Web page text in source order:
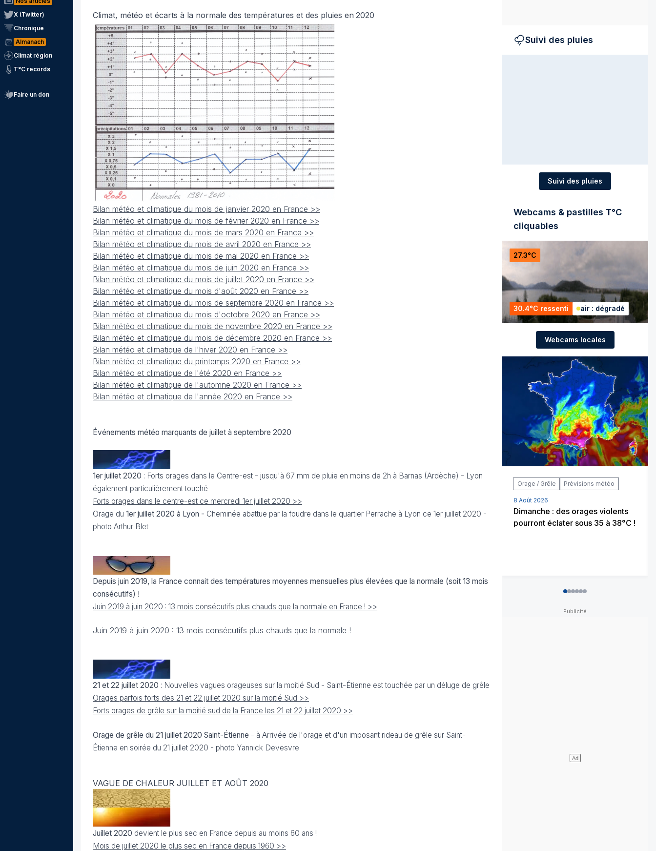
X (Twitter)
Chronique
Almanach
Climat région
T°C records
Faire un don
Climat, météo et écarts à la normale des températures et des pluies en 2020
Bilan météo et climatique du mois de janvier 2020 en France >>
Bilan météo et climatique du mois de février 2020 en France >>
Bilan météo et climatique du mois de mars 2020 en France >>
Bilan météo et climatique du mois de avril 2020 en France >>
Bilan météo et climatique du mois de mai 2020 en France >>
Bilan météo et climatique du mois de juin 2020 en France >>
Bilan météo et climatique du mois de juillet 2020 en France >>
Bilan météo et climatique du mois d'août 2020 en France >>
Bilan météo et climatique du mois de septembre 2020 en France >>
Bilan météo et climatique du mois d'octobre 2020 en France >>
Bilan météo et climatique du mois de novembre 2020 en France >>
Bilan météo et climatique du mois de décembre 2020 en France >>
Bilan météo et climatique de l'hiver 2020 en France >>
Bilan météo et climatique du printemps 2020 en France >>
Bilan météo et climatique de l'été 2020 en France >>
Bilan météo et climatique de l'automne 2020 en France >>
Bilan météo et climatique de l'année 2020 en France >>
Événements météo marquants de juillet à septembre 2020
1er juillet 2020 : Forts orages dans le Centre-est - jusqu'à 67 mm de pluie en moins de 2h à Barnas (Ardèche) - Lyon
également particulièrement touché
Forts orages dans le centre-est ce mercredi 1er juillet 2020 >>
Orage du 1er juillet 2020 à Lyon - Cheminée abattue par la foudre dans le quartier Perrache à Lyon ce 1er juillet 2020 -
photo Arthur Blet
Depuis juin 2019, la France connait des températures moyennes mensuelles plus élevées que la normale (soit 13 mois
consécutifs) !
Juin 2019 à juin 2020 : 13 mois consécutifs plus chauds que la normale en France ! >>
Juin 2019 à juin 2020 : 13 mois consécutifs plus chauds que la normale !
21 et 22 juillet 2020 : Nouvelles vagues orageuses sur la moitié Sud - Saint-Étienne est touchée par un déluge de grêle
Orages parfois forts des 21 et 22 juillet 2020 sur la moitié Sud >>
Forts orages de grêle sur la moitié sud de la France les 21 et 22 juillet 2020 >>
Orage de grêle du 21 juillet 2020 Saint-Étienne - à Arrivée de l'orage et d'un imposant rideau de grêle sur Saint-
Étienne en soirée du 21 juillet 2020 - photo Yannick Devesvre
VAGUE DE CHALEUR JUILLET ET AOÛT 2020
Juillet 2020 devient le plus sec en France depuis au moins 60 ans !
Mois de juillet 2020 le plus sec en France depuis 1960 >>
Suivi des pluies
Suivi des pluies
Webcams & pastilles T°C
cliquables
27.3°C
30.4°C ressenti air : dégradé
Webcams locales
Orage / Grêle Prévisions météo
8 Août 2026
Dimanche : des orages violents
pourront éclater sous 35 à 38°C !
012345